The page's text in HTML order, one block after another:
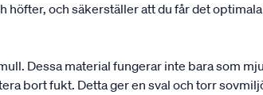
och säkerställer att du får det
Dessa material fungerar inte bara som
bort fukt. Detta ger en sval och torr